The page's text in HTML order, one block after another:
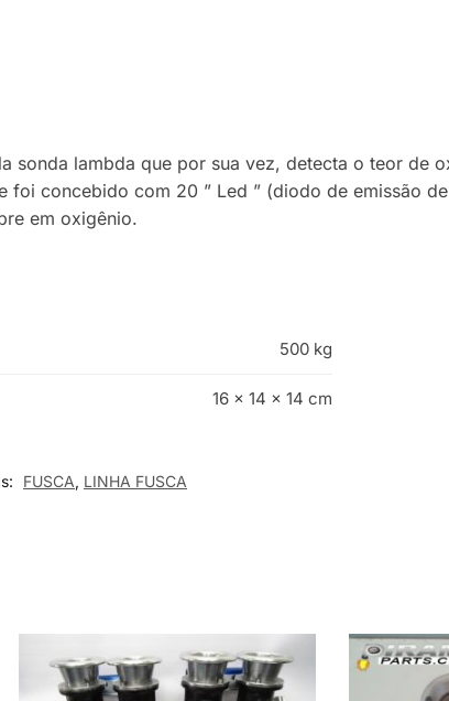
sonda lambda que por sua vez, detecta o teor de
concebido com 20 ” Led ” (diodo de emissão
em oxigênio.
500 kg
16 × 14 × 14 cm
FUSCA, LINHA FUSCA